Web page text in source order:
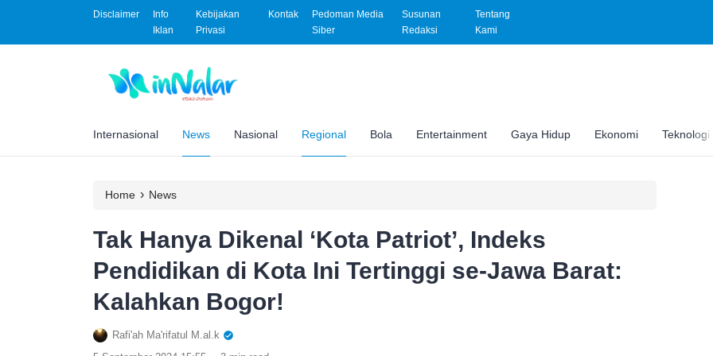
Disclaimer
Info
Iklan
Kebijakan
Privasi
Kontak
Pedoman Media
Siber
Susunan
Redaksi
Tentang
Kami
Internasional News Nasional Regional Bola Entertainment Gaya Hidup Ekonomi Teknologi
Home › News
Tak Hanya Dikenal ‘Kota Patriot’, Indeks
Pendidikan di Kota Ini Tertinggi se-Jawa Barat:
Kalahkan Bogor!
Rafi'ah Ma'rifatul M.al.k